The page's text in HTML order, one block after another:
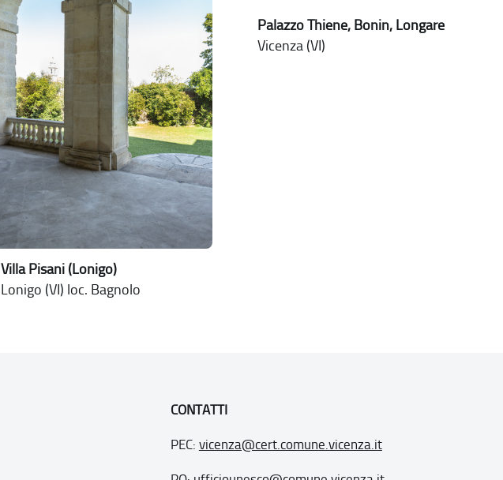
Villa Pisani (Lonigo)
Lonigo (VI) loc. Bagnolo
Palazzo Thiene, Bonin, Longare
Vicenza (VI)
CONTATTI
PEC: vicenza@cert.comune.vicenza.it